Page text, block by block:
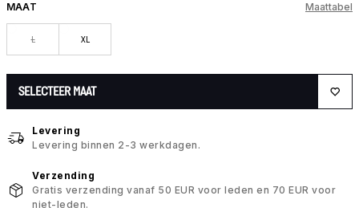
MAAT Maattabel
L XL
SELECTEER MAAT
Levering
Levering binnen 2-3 werkdagen.
Verzending
Gratis verzending vanaf 50 EUR voor leden en 70 EUR voor
niet-leden.